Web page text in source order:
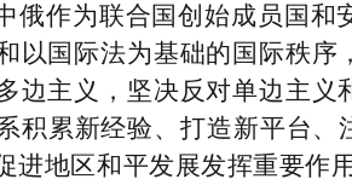
俄作为联合国创始成员国
以国际法为基础的国际秩
边主义，坚决反对单边主
积累新经验、打造新平台
进地区和平发展发挥重要作